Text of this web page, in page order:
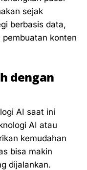
sejak
berbasis data,
konten
dengan
AI saat ini
AI atau
kemudahan
bisa makin
dijalankan.